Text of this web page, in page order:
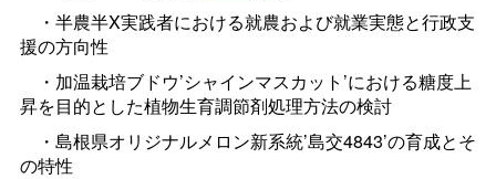
・半農半X実践者における就農および就業実態と行政支
援の方向性
・加温栽培ブドウ’シャインマスカット’における糖度上
昇を目的とした植物生育調節剤処理方法の検討
・島根県オリジナルメロン新系統’島交4843’の育成とそ
の特性